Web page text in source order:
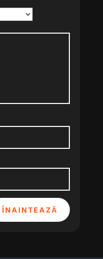
ÎNAINTEAZĂ